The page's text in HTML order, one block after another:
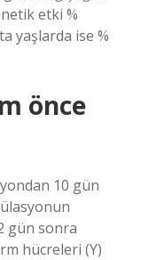
etki %
yaşlarda ise %
önce
10 gün
gün sonra
hücreleri (Y)